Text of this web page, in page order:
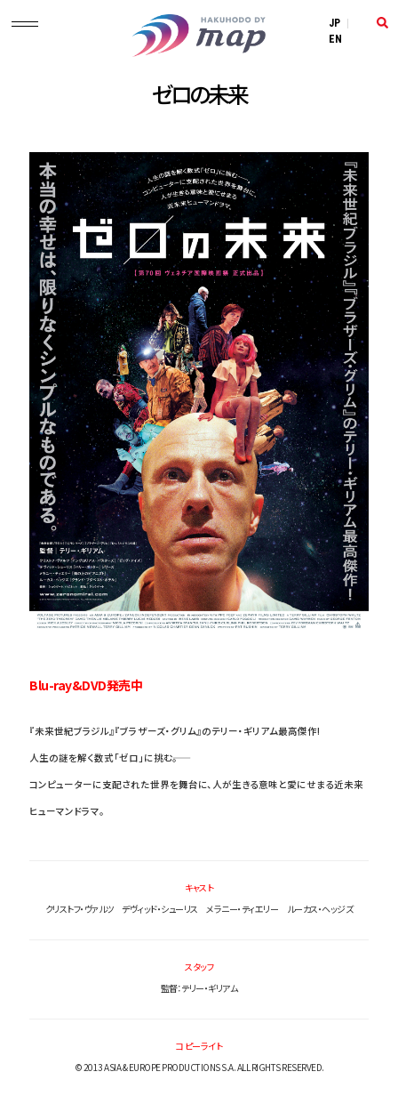
JP
EN
ゼロの未来
Blu-ray&DVD発売中
『未来世紀ブラジル』『ブラザーズ・グリム』のテリー・ギリアム最高傑作!
人生の謎を解く数式「ゼロ」に挑む――。
コンピューターに支配された世界を舞台に、人が生きる意味と愛にせまる近未来
ヒューマンドラマ。
キャスト
クリストフ・ヴァルツ デヴィッド・シューリス メラニー・ティエリー ルーカス・ヘッジズ
スタッフ
監督：テリー・ギリアム
コピーライト
© 2013 ASIA & EUROPE PRODUCTIONS S.A. ALL RIGHTS RESERVED.